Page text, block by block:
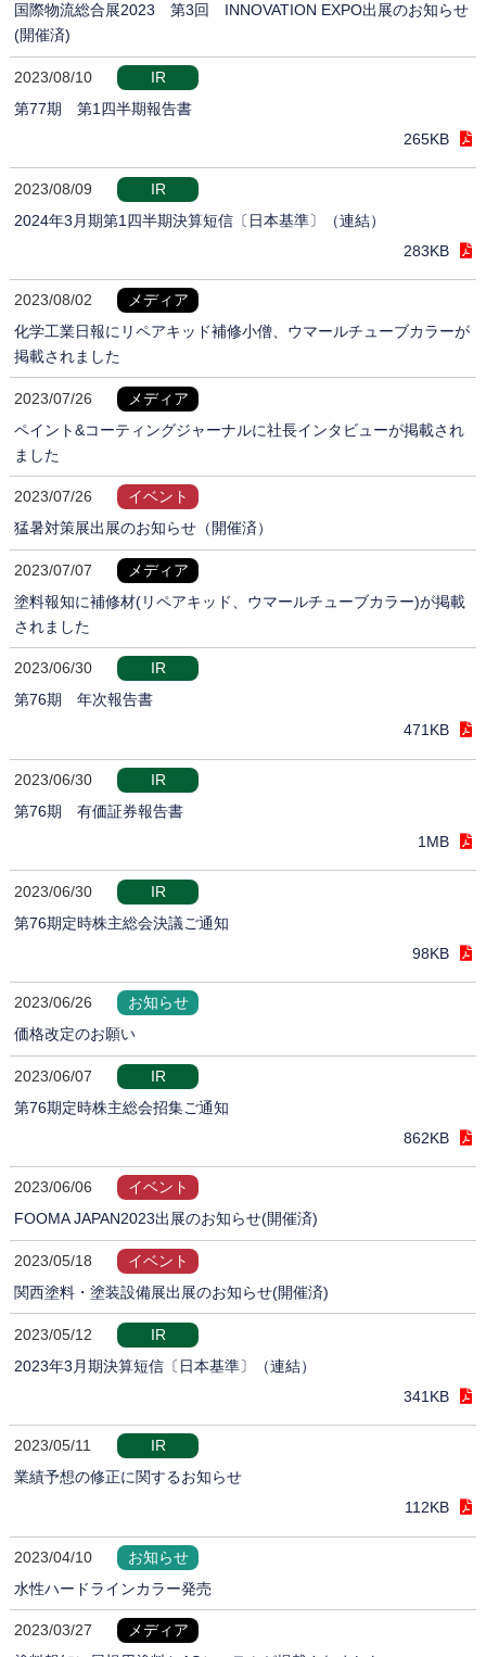
国際物流総合展2023 第3回 INNOVATION EXPO出展のお知らせ
(開催済)
2023/08/10
IR
第77期 第1四半期報告書
265KB
2023/08/09
IR
2024年3月期第1四半期決算短信〔日本基準〕（連結）
283KB
2023/08/02
メディア
化学工業日報にリペアキッド補修小僧、ウマールチューブカラーが
掲載されました
2023/07/26
メディア
ペイント&コーティングジャーナルに社長インタビューが掲載され
ました
2023/07/26
イベント
猛暑対策展出展のお知らせ（開催済）
2023/07/07
メディア
塗料報知に補修材(リペアキッド、ウマールチューブカラー)が掲載
されました
2023/06/30
IR
第76期 年次報告書
471KB
2023/06/30
IR
第76期 有価証券報告書
1MB
2023/06/30
IR
第76期定時株主総会決議ご通知
98KB
2023/06/26
お知らせ
価格改定のお願い
2023/06/07
IR
第76期定時株主総会招集ご通知
862KB
2023/06/06
イベント
FOOMA JAPAN2023出展のお知らせ(開催済)
2023/05/18
イベント
関西塗料・塗装設備展出展のお知らせ(開催済)
2023/05/12
IR
2023年3月期決算短信〔日本基準〕（連結）
341KB
2023/05/11
IR
業績予想の修正に関するお知らせ
112KB
2023/04/10
お知らせ
水性ハードラインカラー発売
2023/03/27
メディア